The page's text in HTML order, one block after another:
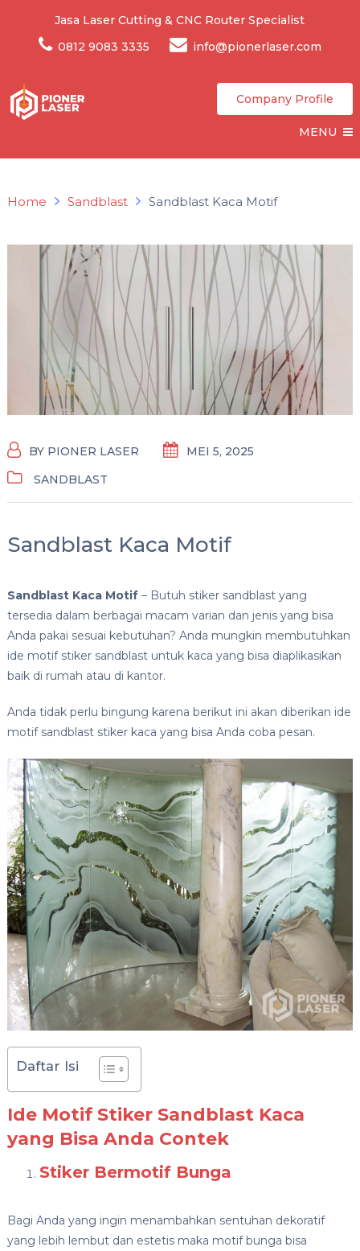
Jasa Laser Cutting & CNC Router Specialist
0812 9083 3335
info@pionerlaser.com
Company Profile
MENU
Home Sandblast Sandblast Kaca Motif
BY PIONER LASER
MEI 5, 2025
SANDBLAST
Sandblast Kaca Motif
Sandblast Kaca Motif– Butuh stiker sandblast yang
tersedia dalam berbagai macam varian dan jenis yang bisa
Anda pakai sesuai kebutuhan? Anda mungkin membutuhkan
ide motif stiker sandblast untuk kaca yang bisa diaplikasikan
baik di rumah atau di kantor.
Anda tidak perlu bingung karena berikut ini akan diberikan ide
motif sandblast stiker kaca yang bisa Anda coba pesan.
Daftar Isi
Ide Motif Stiker Sandblast Kaca
yang Bisa Anda Contek
Stiker Bermotif Bunga
Bagi Anda yang ingin menambahkan sentuhan dekoratif
yang lebih lembut dan estetis maka motif bunga bisa